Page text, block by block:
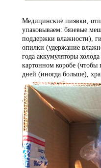
Медицинские пиявки,
упаковываем: бязевые
поддержки влажности),
опилки (удержание
года аккумуляторы
картонном коробе (чтобы
дней (иногда больше),